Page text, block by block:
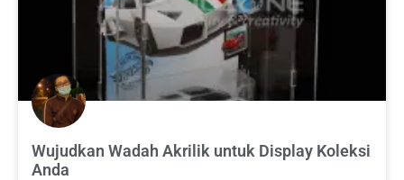
Wujudkan Wadah Akrilik untuk Display Koleksi
Anda